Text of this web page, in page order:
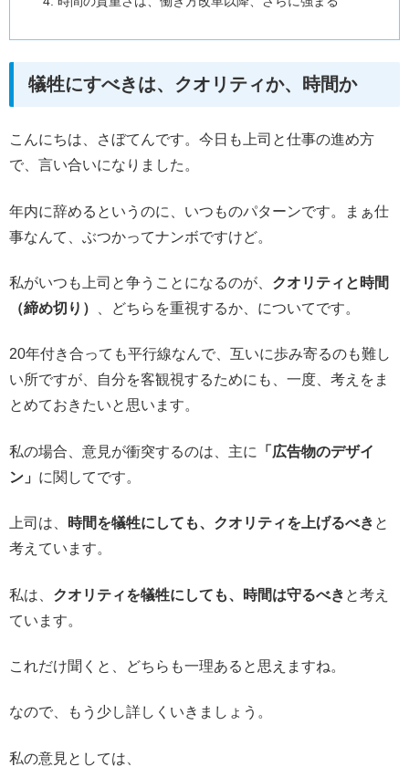
犠牲にすべきは、クオリティか、時間か
こんにちは、さぼてんです。今日も上司と仕事の進め方
で、言い合いになりました。
年内に辞めるというのに、いつものパターンです。まぁ仕
事なんて、ぶつかってナンボですけど。
私がいつも上司と争うことになるのが、 クオリティと時間
（締め切り）
、どちらを重視するか、についてです。
20年付き合っても平行線なんで、互いに歩み寄るのも難し
い所ですが、自分を客観視するためにも、一度、考えをま
とめておきたいと思います。
私の場合、意見が衝突するのは、主に
「広告物のデザイ
ン」 に関してです。
上司は、 時間を犠牲にしても、クオリティを上げるべき と
考えています。
私は、 クオリティを犠牲にしても、時間は守るべき と考え
ています。
これだけ聞くと、どちらも一理あると思えますね。
なので、もう少し詳しくいきましょう。
私の意見としては、